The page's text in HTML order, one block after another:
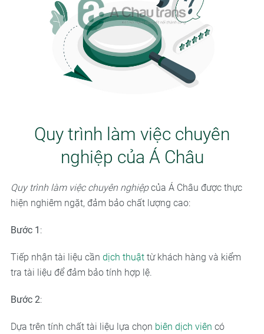
Quy trình làm việc chuyên
nghiệp của Á Châu
Quy trình làm việc chuyên nghiệpcủa Á Châu được thực
hiện nghiêm ngặt, đảm bảo chất lượng cao:
Bước 1 :
Tiếp nhận tài liệu cần dịch thuậttừ khách hàng và kiểm
tra tài liệu để đảm bảo tính hợp lệ.
Bước 2:
Dựa trên tính chất tài liệu lựa chọn biên dịch viên có